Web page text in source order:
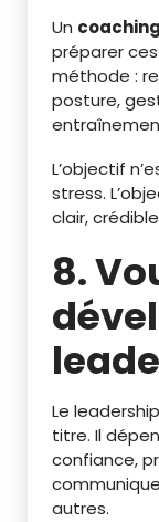
Un
préparer
méthode :
posture,
L’objectif
stress.
clair,
8.
Le
titre. Il
confiance,
autres.